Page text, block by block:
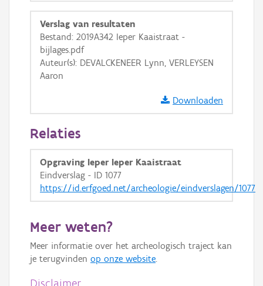
GRB-Basiskaart in grijswaarden
Verslag van resultaten
Bestand: 2019A342 Ieper Kaaistraat -
bijlages.pdf
Auteur(s): DEVALCKENEER Lynn, VERLEYSEN
Aaron
Downloaden
Relaties
Opgraving Ieper Ieper Kaaistraat
Eindverslag - ID 1077
https://id.erfgoed.net/archeologie/eindverslagen/1077
Meer weten?
Meer informatie over het archeologisch traject kan
je terugvinden op onze website.
Disclaimer